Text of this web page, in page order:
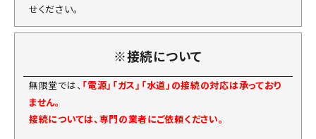
せください。
※接続について
無限堂では、 「電源」「ガス」「水道」の接続の対応は承っており
ません。
接続については、専門の業者にご依頼ください。